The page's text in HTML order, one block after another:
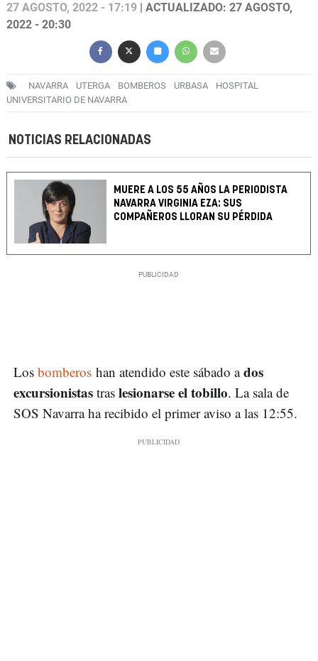
27 AGOSTO, 2022 - 17:19 | ACTUALIZADO: 27 AGOSTO,
2022 - 20:30
NAVARRA UTERGA BOMBEROS URBASA
HOSPITAL
UNIVERSITARIO DE NAVARRA
NOTICIAS RELACIONADAS
MUERE A LOS 55 AÑOS LA PERIODISTA
NAVARRA VIRGINIA EZA: SUS
COMPAÑEROS LLORAN SU PÉRDIDA
Los bomberos han atendido este sábado ados
excursionistas tras lesionarse el tobillo. La sala de
SOS Navarra ha recibido el primer aviso a las 12:55.